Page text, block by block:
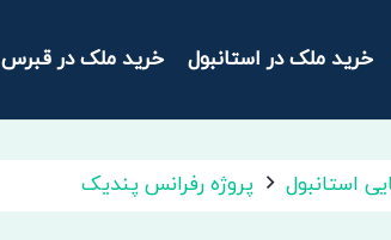
خرید ملک در استانبول خرید ملک در قبرس
استانبول پروژه رفرانس پندیک